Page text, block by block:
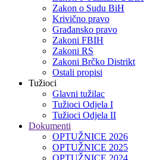
Zakon o Sudu BiH
Krivično pravo
Građansko pravo
Zakoni FBIH
Zakoni RS
Zakoni Brčko Distrikt
Ostali propisi
Tužioci
Glavni tužilac
Tužioci Odjela I
Tužioci Odjela II
Dokumenti
OPTUŽNICE 2026
OPTUŽNICE 2025